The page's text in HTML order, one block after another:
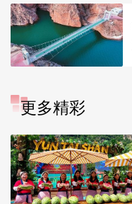
更多精彩